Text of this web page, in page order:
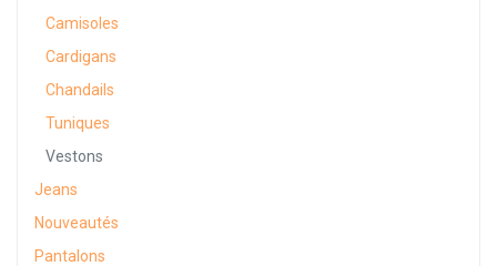
Camisoles
Cardigans
Chandails
Tuniques
Vestons
Jeans
Nouveautés
Pantalons